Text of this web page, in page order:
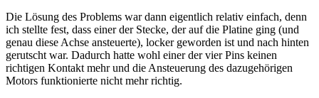
Die Lösung des Problems war dann eigentlich relativ einfach, denn
ich stellte fest, dass einer der Stecke, der auf die Platine ging (und
genau diese Achse ansteuerte), locker geworden ist und nach hinten
gerutscht war. Dadurch hatte wohl einer der vier Pins keinen
richtigen Kontakt mehr und die Ansteuerung des dazugehörigen
Motors funktionierte nicht mehr richtig.